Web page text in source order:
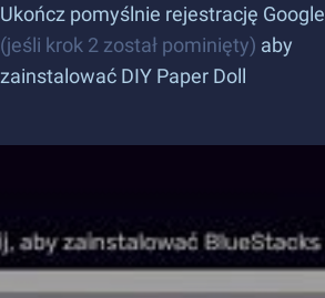
Ukończ pomyślnie rejestrację Google
(jeśli krok 2 został pominięty) aby
zainstalować DIY Paper Doll